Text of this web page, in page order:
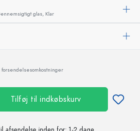
glas, Klar
Tilføj til indkøbskurv